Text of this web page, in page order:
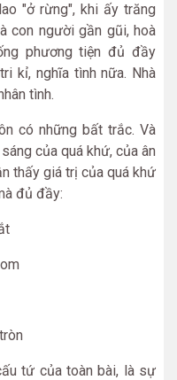
"ở rừng", khi ấy trăng
con người gần gũi, hoà
phương tiện đủ đầy
kỉ, nghĩa tình nữa. Nhà
tình.
có những bất trắc. Và
của quá khứ, của ân
thấy giá trị của quá khứ
đủ đầy:
tứ của toàn bài, là sự